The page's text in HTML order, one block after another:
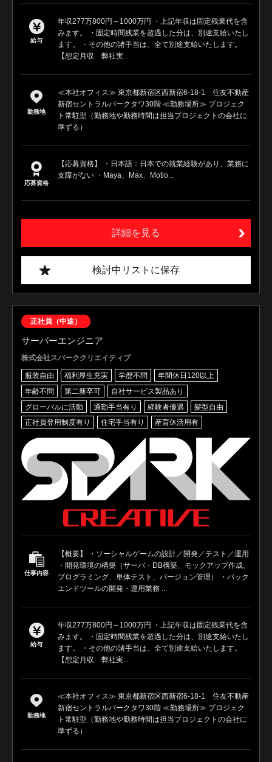
給与
年収277万800円～1000万円 ・上記年収は固定残業代を含
みます。 ・固定時間残業を超過した分は、別途支給いたし
ます。 ・その他の諸手当は、全て別途支給いたします。
【想定月収 弊社実...
勤務地
≪本社オフィス≫ 東京都新宿区西新宿6-18-1 住友不動産
新宿セントラルパークタワ30階 ≪勤務場所≫ プロジェク
ト常駐型（勤務地や勤務時間は担当プロジェクトの会社に
準ずる）
応募資格
【応募資格】 ・日本語：日本での就業経験があり、業務に
支障がない ・Maya、Max、Motio...
詳細を見る
検討中リストに保存
正社員（中途）
サーバーエンジニア
株式会社スパーククリエイティブ
服装自由 福利厚生充実 学歴不問
年間休日120以上
年齢不問
第二新卒可
自社サービス製品あり
グローバルに活動
通勤手当有り 経験者優遇
髪型自由
正社員登用制度有り
住宅手当有り 産育休活用有
仕事内容
【概要】 ・ソーシャルゲームの設計／開発／テスト／運用
・開発環境の構築（サーバ・DB構築、モックアップ作成、
プログラミング、単体テスト、バージョン管理） ・バック
エンドツールの開発・運用業務 ...
給与
年収277万800円～1000万円 ・上記年収は固定残業代を含
みます。 ・固定時間残業を超過した分は、別途支給いたし
ます。 ・その他の諸手当は、全て別途支給いたします。
【想定月収 弊社実...
勤務地
≪本社オフィス≫ 東京都新宿区西新宿6-18-1 住友不動産
新宿セントラルパークタワ30階 ≪勤務場所≫ プロジェク
ト常駐型（勤務地や勤務時間は担当プロジェクトの会社に
準ずる）